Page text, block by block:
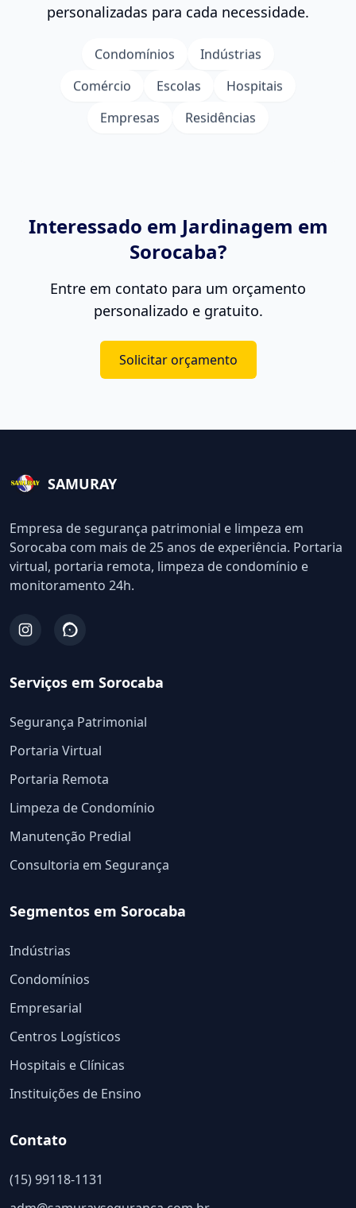
personalizadas para cada necessidade.
Condomínios
Indústrias
Comércio
Escolas
Hospitais
Empresas
Residências
Interessado em Jardinagem em
Sorocaba?
Entre em contato para um orçamento
personalizado e gratuito.
Solicitar orçamento
SAMURAY
Empresa de segurança patrimonial e limpeza em
Sorocaba com mais de 25 anos de experiência. Portaria
virtual, portaria remota, limpeza de condomínio e
monitoramento 24h.
Serviços em Sorocaba
Segurança Patrimonial
Portaria Virtual
Portaria Remota
Limpeza de Condomínio
Manutenção Predial
Consultoria em Segurança
Segmentos em Sorocaba
Indústrias
Condomínios
Empresarial
Centros Logísticos
Hospitais e Clínicas
Instituições de Ensino
Contato
(15) 99118-1131